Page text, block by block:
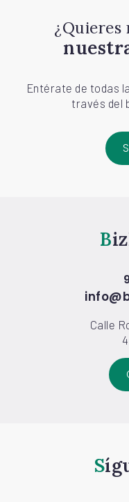
Entérate de todas
través del
Calle